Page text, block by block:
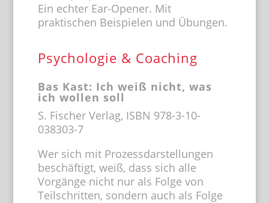
Ein echter Ear-Opener. Mit
praktischen Beispielen und Übungen.
Psychologie & Coaching
Bas Kast: Ich weiß nicht, was
ich wollen soll
S. Fischer Verlag, ISBN 978-3-10-
038303-7
Wer sich mit Prozessdarstellungen
beschäftigt, weiß, dass sich alle
Vorgänge nicht nur als Folge von
Teilschritten, sondern auch als Folge